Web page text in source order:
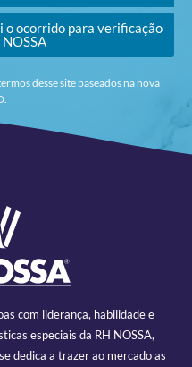
o ocorrido para verificação
desse site baseados na nova
com liderança, habilidade e
especiais da RH NOSSA,
dedica a trazer ao mercado as